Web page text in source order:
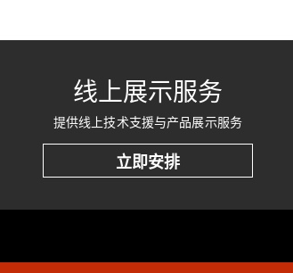
线上展示服务
提供线上技术支援与产品展示服务
立即安排